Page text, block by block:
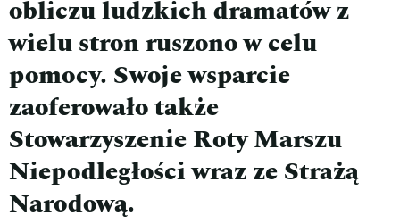
obliczu ludzkich dramatów z
wielu stron ruszono w celu
pomocy. Swoje wsparcie
zaoferowało także
Stowarzyszenie Roty Marszu
Niepodległości wraz ze Strażą
Narodową.